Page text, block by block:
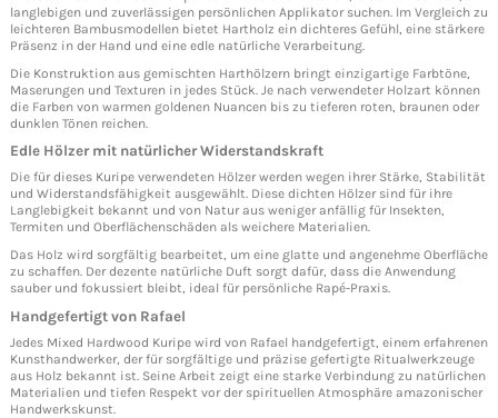
langlebigen und zuverlässigen persönlichen Applikator suchen. Im Vergleich zu
leichteren Bambusmodellen bietet Hartholz ein dichteres Gefühl, eine stärkere
Präsenz in der Hand und eine edle natürliche Verarbeitung.
Die Konstruktion aus gemischten Harthölzern bringt einzigartige Farbtöne,
Maserungen und Texturen in jedes Stück. Je nach verwendeter Holzart können
die Farben von warmen goldenen Nuancen bis zu tieferen roten, braunen oder
dunklen Tönen reichen.
Edle Hölzer mit natürlicher Widerstandskraft
Die für dieses Kuripe verwendeten Hölzer werden wegen ihrer Stärke, Stabilität
und Widerstandsfähigkeit ausgewählt. Diese dichten Hölzer sind für ihre
Langlebigkeit bekannt und von Natur aus weniger anfällig für Insekten,
Termiten und Oberflächenschäden als weichere Materialien.
Das Holz wird sorgfältig bearbeitet, um eine glatte und angenehme Oberfläche
zu schaffen. Der dezente natürliche Duft sorgt dafür, dass die Anwendung
sauber und fokussiert bleibt, ideal für persönliche Rapé-Praxis.
Handgefertigt von Rafael
Jedes Mixed Hardwood Kuripe wird von Rafael handgefertigt, einem erfahrenen
Kunsthandwerker, der für sorgfältige und präzise gefertigte Ritualwerkzeuge
aus Holz bekannt ist. Seine Arbeit zeigt eine starke Verbindung zu natürlichen
Materialien und tiefen Respekt vor der spirituellen Atmosphäre amazonischer
Handwerkskunst.